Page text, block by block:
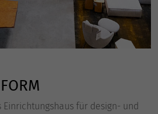
für design- und